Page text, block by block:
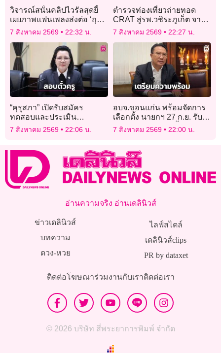
วิจารณ์สนั่นคลิปไวรัลสุดยี้
เผยภาพแฟนเพลงส่งต่อ ‘ถุง
ปัสสาวะ’ ข้ามหัวคนดูกลาง
7 สิงหาคม 2569 22:32 น.
ตำรวจท่องเที่ยวถ่ายทอด
CRAT สู่รพ.วชิระภูเก็ต จาก
‘หลีก–ปิด–ป้องกัน’ สู่ระบบ
ระหว่าง–หลังเกิดเหตุ
7 สิงหาคม 2569 22:27 น.
“คุรุสภา” เปิดรับสมัคร
ทดสอบและประเมิน
สมรรถนะทางวิชาชีพครู
7 สิงหาคม 2569 22:06 น.
อบจ.ขอนแก่น พร้อมจัดการ
เลือกตั้ง นายกฯ 27 ก.ย. รับ
สมัคร 17-21 ส.ค. นี้
7 สิงหาคม 2569 22:00 น.
อ่านความจริง อ่านเดลินิวส์
ข่าวเดลินิวส์
บทความ
ดวง-หวย
ไลฟ์สไตล์
เดลินิวส์clips
PR by dataxet
ติดต่อโฆษณาร่วมงานกับเราติดต่อเรา
© 2026 บริษัท สี่พระยาการพิมพ์ จำกัด